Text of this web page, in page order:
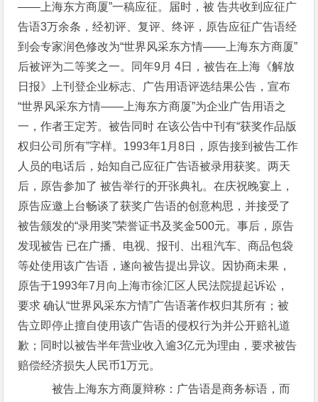
——上海东方商厦”一稿应征。届时，被 告共收到应征广
告语3万余条，经初评、复评、终评，原告应征广告语经
到会专家润色修改为“世界风采东方情——上海东方商厦”
后被评为二等奖之一。同年9月 4日，被告在上海《解放
日报》上刊登企业标志、广告用语评选结果公告，宣布
“世界风采东方情——上海东方商厦”为企业广告用语之
一，作者王定芳。被告同时 在该公告中刊有“获奖作品版
权归公司所有”字样。1993年1月8日，原告接到被告工作
人员的电话后，始知自己应征广告语被录用获奖。两天
后，原告参加了 被告举行的开张典礼。在庆祝晚宴上，
原告应邀上台畅谈了获奖广告语的创意构思，并接受了
被告颁发的“录用奖”荣誉证书及奖金500元。事后，原告
发现被告 已在广播、电视、报刊、出租汽车、商品包袋
等处使用该广告语，遂向被告提出异议。因协商未果，
原告于1993年7月向上海市徐汇区人民法院提起诉讼，
要求 确认“世界风采东方情”广告语著作权归其所有；被
告立即停止擅自使用该广告语的侵权行为并公开赔礼道
歉；同时以被告半年营业收入逾3亿元为理由，要求被告
赔偿经济损失人民币1万元。
被告上海东方商厦辩称：广告语是商务标语，而